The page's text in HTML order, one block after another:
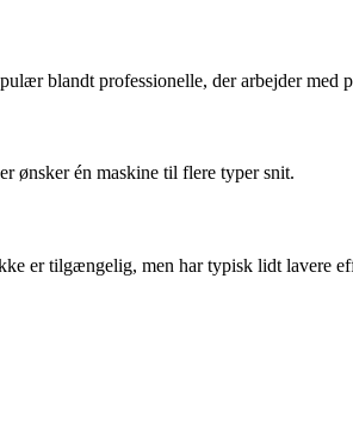
blandt professionelle, der arbejder med
ønsker én maskine til flere typer snit.
er tilgængelig, men har typisk lidt lavere